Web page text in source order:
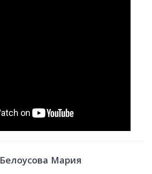
Белоусова Мария